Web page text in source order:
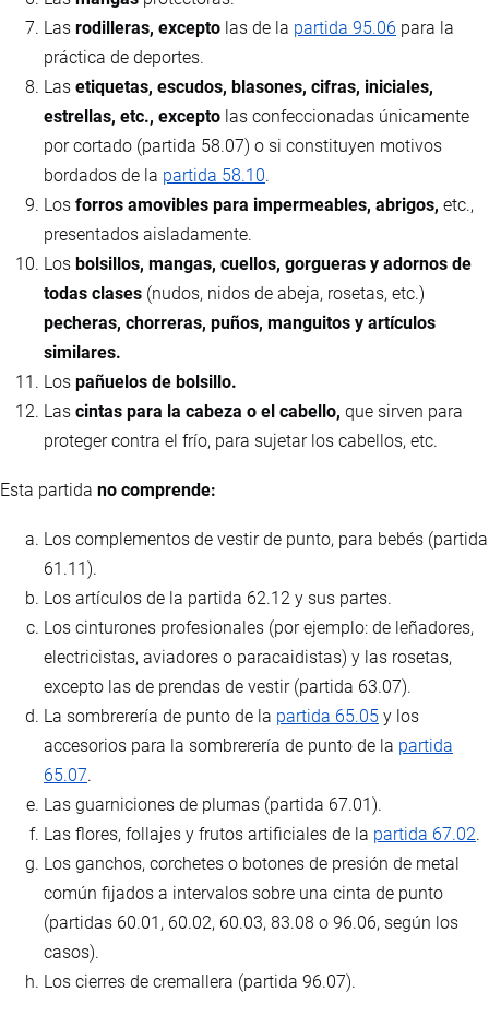
Las rodilleras, excepto las de la partida 95.06 para la
práctica de deportes.
Las etiquetas, escudos, blasones, cifras, iniciales,
estrellas, etc., excepto las confeccionadas únicamente
por cortado (partida 58.07) o si constituyen motivos
bordados de la partida 58.10.
Los forros amovibles para impermeables, abrigos, etc.,
presentados aisladamente.
Los bolsillos, mangas, cuellos, gorgueras y adornos de
todas clases (nudos, nidos de abeja, rosetas, etc.)
pecheras, chorreras, puños, manguitos y artículos
similares.
Los pañuelos de bolsillo.
Las cintas para la cabeza o el cabello, que sirven para
proteger contra el frío, para sujetar los cabellos, etc.
Esta partida no comprende:
Los complementos de vestir de punto, para bebés (partida
61.11).
Los artículos de la partida 62.12 y sus partes.
Los cinturones profesionales (por ejemplo: de leñadores,
electricistas, aviadores o paracaidistas) y las rosetas,
excepto las de prendas de vestir (partida 63.07).
La sombrerería de punto de la partida 65.05 y los
accesorios para la sombrerería de punto de la partida
65.07.
Las guarniciones de plumas (partida 67.01).
Las flores, follajes y frutos artificiales de la partida 67.02.
Los ganchos, corchetes o botones de presión de metal
común fijados a intervalos sobre una cinta de punto
(partidas 60.01, 60.02, 60.03, 83.08 o 96.06, según los
casos).
Los cierres de cremallera (partida 96.07).